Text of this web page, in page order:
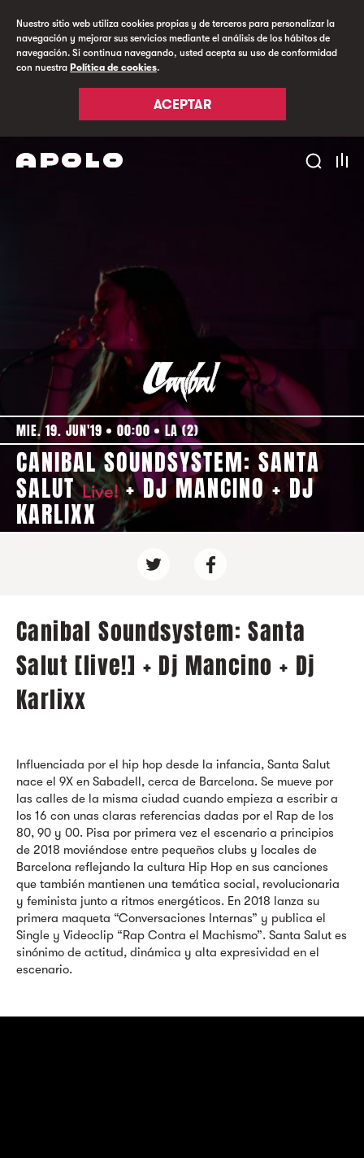
Nuestro sitio web utiliza cookies propias y de terceros para personalizar la
navegación y mejorar sus servicios mediante el análisis de los hábitos de
navegación. Si continua navegando, usted acepta su uso de conformidad
con nuestra Política de cookies.
ACEPTAR
MIE. 19. JUN'19 00:00 LA (2)
CANIBAL SOUNDSYSTEM: SANTA
SALUTLive!+ DJ MANCINO + DJ
KARLIXX
Canibal Soundsystem: Santa
Salut [live!] + Dj Mancino + Dj
Karlixx
Influenciada por el hip hop desde la infancia, Santa Salut
nace el 9X en Sabadell, cerca de Barcelona. Se mueve por
las calles de la misma ciudad cuando empieza a escribir a
los 16 con unas claras referencias dadas por el Rap de los
80, 90 y 00. Pisa por primera vez el escenario a principios
de 2018 moviéndose entre pequeños clubs y locales de
Barcelona reflejando la cultura Hip Hop en sus canciones
que también mantienen una temática social, revolucionaria
y feminista junto a ritmos energéticos. En 2018 lanza su
primera maqueta “Conversaciones Internas” y publica el
Single y Videoclip “Rap Contra el Machismo”. Santa Salut es
sinónimo de actitud, dinámica y alta expresividad en el
escenario.